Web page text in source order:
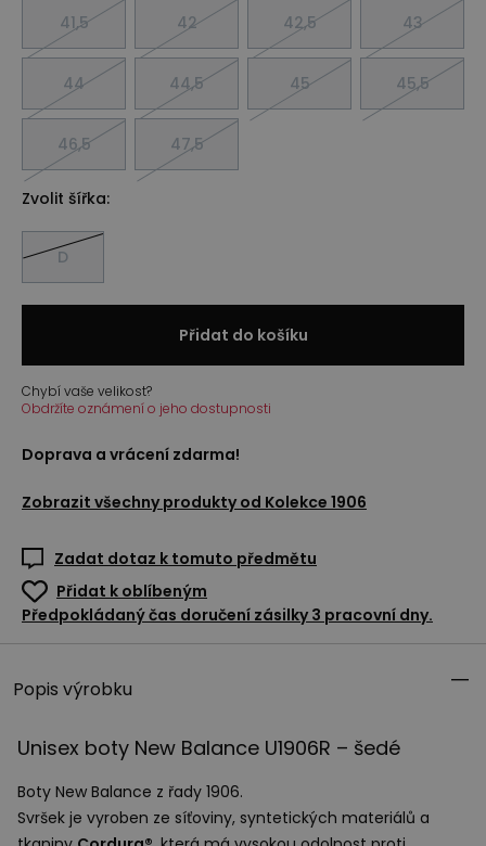
41,5 42 42,5 43
44 44,5 45 45,5
46,5 47,5
Zvolit šířka:
D
Přidat do košíku
Chybí vaše velikost?
Obdržíte oznámení o jeho dostupnosti
Doprava a vrácení zdarma!
Zobrazit všechny produkty od Kolekce 1906
Zadat dotaz k tomuto předmětu
Přidat k oblíbeným
Předpokládaný čas doručení zásilky 3 pracovní dny.
Popis výrobku
Unisex boty New Balance U1906R – šedé
Boty New Balance z řady 1906.
Svršek je vyroben ze síťoviny, syntetických materiálů a